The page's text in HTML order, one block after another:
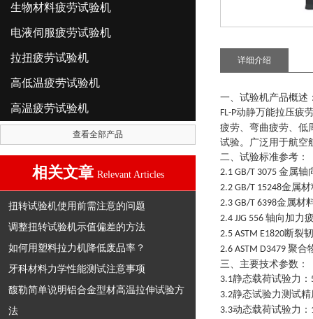
生物材料疲劳试验机
电液伺服疲劳试验机
拉扭疲劳试验机
高低温疲劳试验机
高温疲劳试验机
查看全部产品
相关文章 Relevant Articles
扭转试验机使用前需注意的问题
调整扭转试验机示值偏差的方法
如何用塑料拉力机降低废品率？
牙科材料力学性能测试注意事项
馥勒简单说明铝合金型材高温拉伸试验方
法
详细介绍
一、试验机产品概述
FL-P动静万能拉压疲
疲劳、弯曲疲劳、低
试验。广泛用于航空
二、试验标准参考：
2.1 GB/T 3075 金属轴
2.2 GB/T 15248金属
2.3 GB/T 6398金属材
2.4 JJG 556 轴向加力
2.5 ASTM E1820断裂
2.6 ASTM D3479 聚合
三、主要技术参数：
3.1静态载荷试验力：
3.2静态试验力测试
3.3动态载荷试验力：